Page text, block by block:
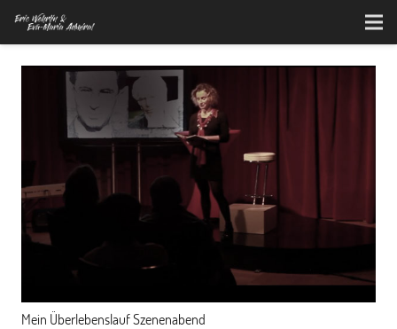
Mein Überlebenslauf Szenenabend